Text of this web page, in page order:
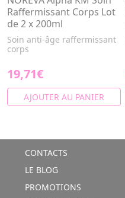
Raffermissant Corps Lot
de 2 x 200ml
Soin anti-âge raffermissant
corps
19,71€
AJOUTER AU PANIER
CONTACTS
LE BLOG
PROMOTIONS